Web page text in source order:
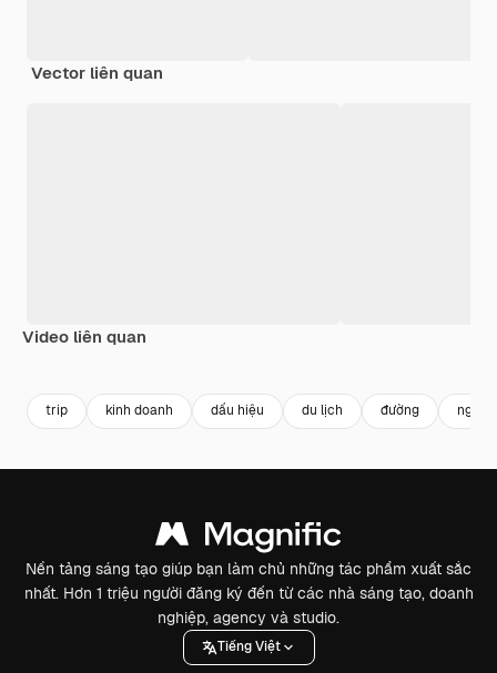
Vector liên quan
Video liên quan
trip kinh doanh dấu hiệu du lịch đường người
Nền tảng sáng tạo giúp bạn làm chủ những tác phẩm xuất sắc
nhất. Hơn 1 triệu người đăng ký đến từ các nhà sáng tạo, doanh
nghiệp, agency và studio.
Tiếng Việt